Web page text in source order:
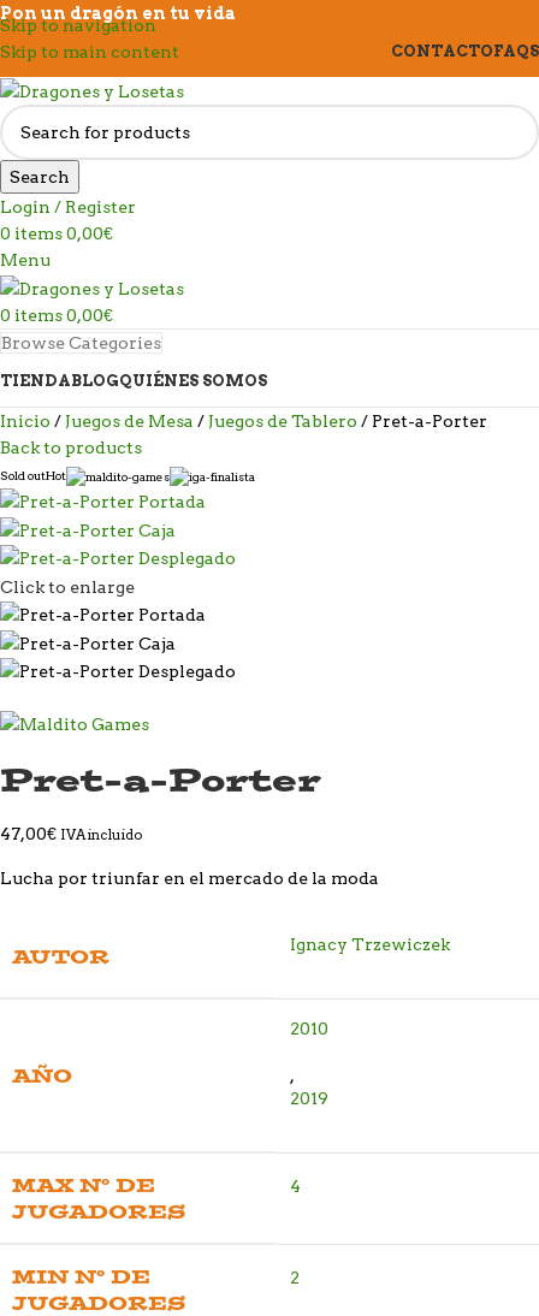
Skip to navigation
Skip to main content
Pon un dragón en tu vida
CONTACTOFAQS
Search
Login / Register
0 items0,00€
Menu
0 items0,00€
Browse Categories
TIENDABLOGQUIÉNES SOMOS
Inicio Juegos de Mesa Juegos de Tablero
Pret-a-Porter
Back to products
Sold outHot
Click to enlarge
Pret-a-Porter
47,00€ IVA incluido
Lucha por triunfar en el mercado de la moda
AUTOR Ignacy Trzewiczek
AÑO
2010
,
2019
MAX Nº DE
JUGADORES
4
MIN Nº DE
JUGADORES
2